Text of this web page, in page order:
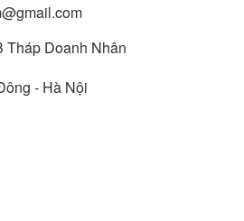
Tháp Doanh Nhân
- Hà Nội